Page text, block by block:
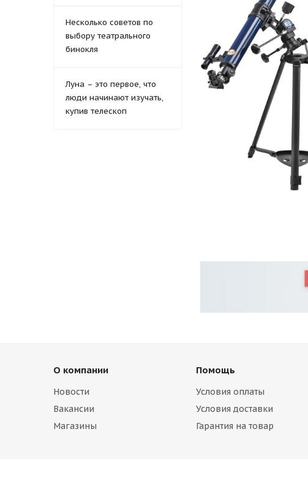
Несколько советов по
выбору театрального
бинокля
Луна – это первое, что
люди начинают изучать,
купив телескоп
О компании
Новости
Вакансии
Магазины
Помощь
Условия оплаты
Условия доставки
Гарантия на товар